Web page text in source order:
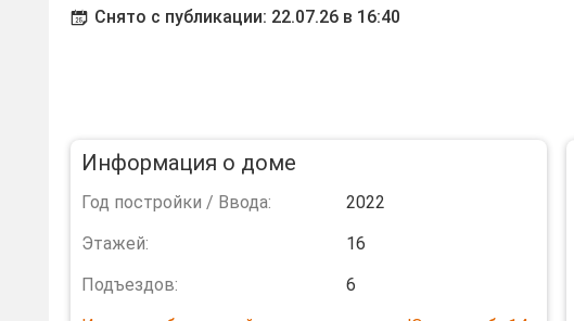
Снято с публикации: 22.07.26 в 16:40
Информация о доме
Год постройки / Ввода:
2022
Этажей:
16
Подъездов:
6